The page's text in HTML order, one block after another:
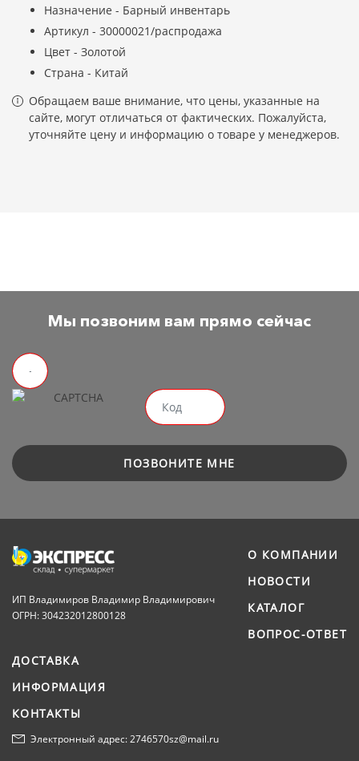
Назначение - Барный инвентарь
Артикул - 30000021/распродажа
Цвет - Золотой
Страна - Китай
Обращаем ваше внимание, что цены, указанные на
сайте, могут отличаться от фактических. Пожалуйста,
уточняйте цену и информацию о товаре у менеджеров.
Мы позвоним вам прямо сейчас
ПОЗВОНИТЕ МНЕ
ИП Владимиров Владимир Владимирович
ОГРН: 304232012800128
О КОМПАНИИ
НОВОСТИ
КАТАЛОГ
ВОПРОС-ОТВЕТ
ДОСТАВКА
ИНФОРМАЦИЯ
КОНТАКТЫ
Электронный адрес: 2746570sz@mail.ru